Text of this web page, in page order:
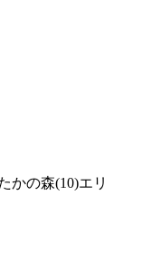
かの森(10)エリ